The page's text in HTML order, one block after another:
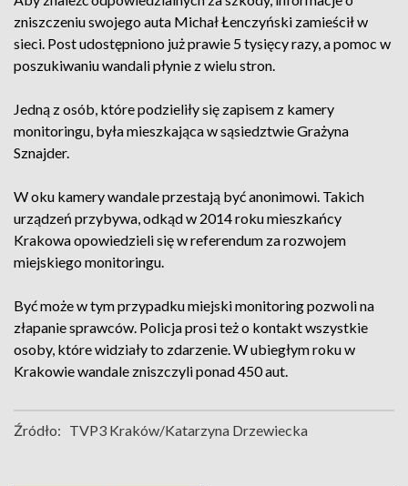
zniszczeniu swojego auta Michał Łenczyński zamieścił w
sieci. Post udostępniono już prawie 5 tysięcy razy, a pomoc w
poszukiwaniu wandali płynie z wielu stron.
Jedną z osób, które podzieliły się zapisem z kamery
monitoringu, była mieszkająca w sąsiedztwie Grażyna
Sznajder.
W oku kamery wandale przestają być anonimowi. Takich
urządzeń przybywa, odkąd w 2014 roku mieszkańcy
Krakowa opowiedzieli się w referendum za rozwojem
miejskiego monitoringu.
Być może w tym przypadku miejski monitoring pozwoli na
złapanie sprawców. Policja prosi też o kontakt wszystkie
osoby, które widziały to zdarzenie. W ubiegłym roku w
Krakowie wandale zniszczyli ponad 450 aut.
Źródło: TVP3 Kraków/Katarzyna Drzewiecka